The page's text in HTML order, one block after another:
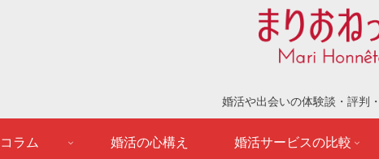
婚活や出会いの体験談・評判
ラム 婚活の心構え 婚活サービスの比較